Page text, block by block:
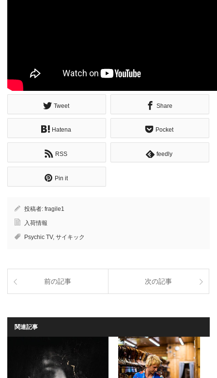
Tweet Share
Hatena Pocket
RSS feedly
Pin it
投稿者: fragile1
入荷情報
Psychic TV, サイキック
前の記事 次の記事
関連記事